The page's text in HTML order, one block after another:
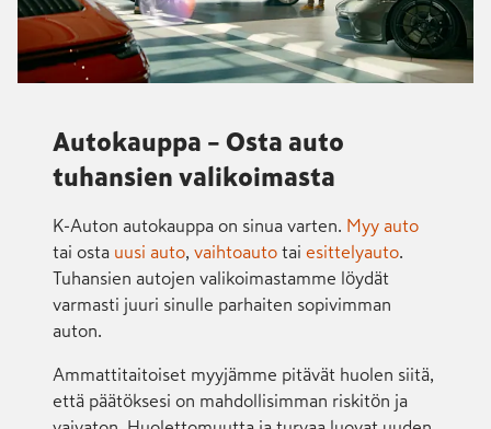
Autokauppa – Osta auto
tuhansien valikoimasta
K-Auton autokauppa on sinua varten. Myy auto
tai osta uusi auto vaihtoauto tai esittelyauto
Tuhansien autojen valikoimastamme löydät
varmasti juuri sinulle parhaiten sopivimman
auton.
Ammattitaitoiset myyjämme pitävät huolen siitä,
että päätöksesi on mahdollisimman riskitön ja